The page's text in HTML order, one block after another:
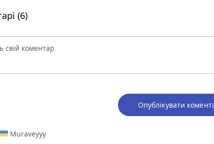
(6)
Опублікувати
Muraveyyy